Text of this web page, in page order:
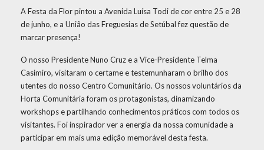
A Festa da Flor pintou a Avenida Luísa Todi de cor entre 25 e 28
de junho, e a União das Freguesias de Setúbal fez questão de
marcar presença!
O nosso Presidente Nuno Cruz e a Vice-Presidente Telma
Casimiro, visitaram o certame e testemunharam o brilho dos
utentes do nosso Centro Comunitário. Os nossos voluntários da
Horta Comunitária foram os protagonistas, dinamizando
workshops e partilhando conhecimentos práticos com todos os
visitantes. Foi inspirador ver a energia da nossa comunidade a
participar em mais uma edição memorável desta festa.